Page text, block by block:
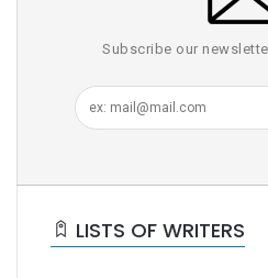
Subscribe our
LISTS OF WRITERS